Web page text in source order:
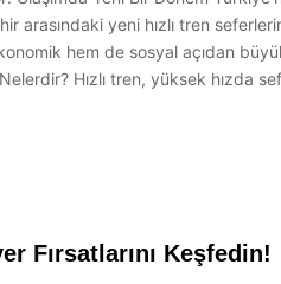
yeni hızlı tren
hem de sosyal açıdan
Nelerdir? Hızlı tren, yüksek
Fırsatlarını Keşfedin!